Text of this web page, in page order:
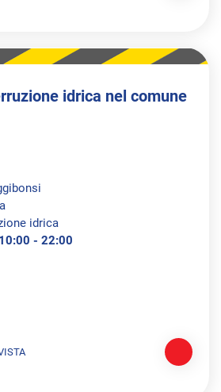
idrica nel comune
idrica
- 22:00